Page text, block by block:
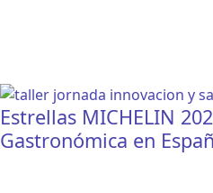
Estrellas MICHELIN
Gastronómica en